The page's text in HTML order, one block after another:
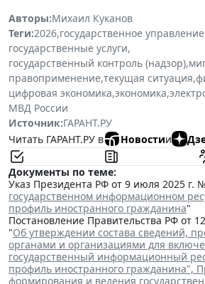
Авторы:Михаил Куканов
Теги:2026,государственное управление
государственные услуги,
государственный контроль (надзор),
правоприменение,текущая ситуация,
цифровая экономика,экономика,
МВД России
Источник:ГАРАНТ.РУ
Читать ГАРАНТ.РУ в
Новостии
Документы по теме:
Указ Президента РФ от 9 июля 2025 г.
государственном информационном
профиль иностранного гражданина"
Постановление Правительства РФ от
"Об утверждении состава сведений,
органами и организациями для
государственный информационный
профиль иностранного гражданина",
формирования и ведения